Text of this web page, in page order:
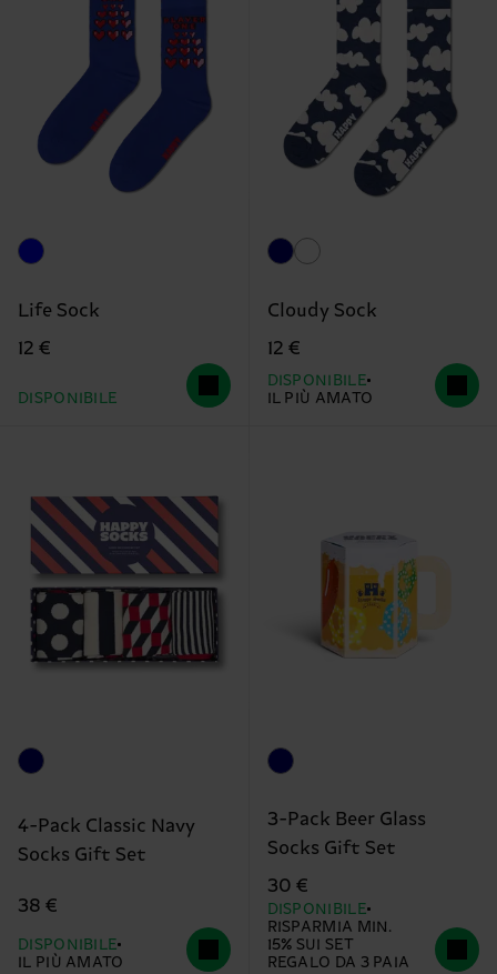
Life Sock
12 €
DISPONIBILE
Cloudy Sock
12 €
DISPONIBILE
IL PIÙ AMATO
4-Pack Classic Navy
Socks Gift Set
38 €
DISPONIBILE
IL PIÙ AMATO
3-Pack Beer Glass
Socks Gift Set
30 €
DISPONIBILE
RISPARMIA MIN.
15% SUI SET
REGALO DA 3 PAIA